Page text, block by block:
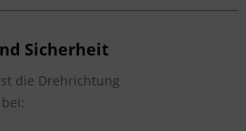
Sicherheit
die Drehrichtung